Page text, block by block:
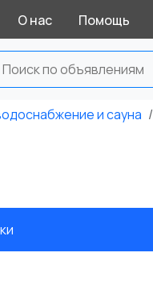
О нас Помощь
и сауна